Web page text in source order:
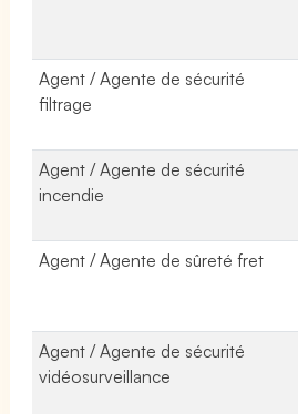
Agent / Agente de sécurité
filtrage
Agent / Agente de sécurité
incendie
Agent / Agente de sûreté fret
Agent / Agente de sécurité
vidéosurveillance